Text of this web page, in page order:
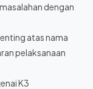
dengan
atas nama
pelaksanaan
K3